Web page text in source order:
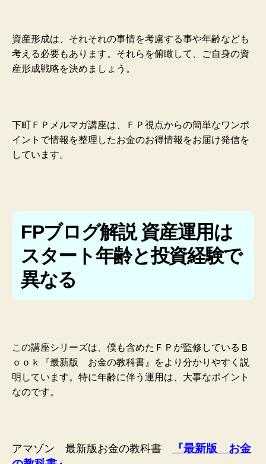
資産形成は、 それそれの事情を考慮する事や年齢なども
考える必要もあります。それらを俯瞰して、ご自身の資
産形成戦略を決めましょう。
下町ＦＰメルマガ講座は、ＦＰ視点からの簡単なワンポ
イントで情報を整理したお金のお得情報をお届け発信を
しています。
FPブログ解説 資産運用は
スタート年齢と投資経験で
異なる
この講座シリーズは、僕も含めたＦＰが監修しているＢ
ｏｏｋ『最新版 お金の教科書』をより分かりやすく説
明しています。特に年齢に伴う運用は、大事なポイント
なのです。
アマゾン 最新版お金の教科書
『最新版 お金